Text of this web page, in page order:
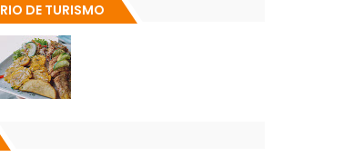
DE TURISMO